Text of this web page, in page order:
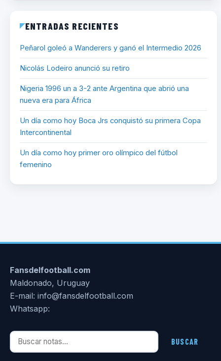
ENTRADAS RECIENTES
Peñarol goleó a Wanderers y ganó el Intermedio 2026
Nicolás Lodeiro anunció su retiro
Nigeria 1996 un a 3-2 ante Argentina que abrió una
nueva era para África
Un día como hoy Boca Jrs conquistó su primera Copa
Intercontinental
Un día como hoy primer oro olímpico del fútbol
femenino
Fansdelfootball.com
Maldonado, Uruguay
E-mail: info@fansdelfootball.com
Whatsapp:
Buscar notas BUSCAR